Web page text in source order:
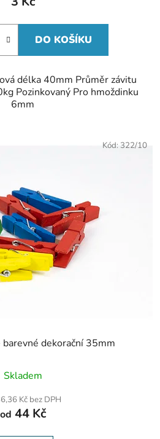
DO KOŠÍKU
délka 40mm Průměr závitu
Pozinkovaný Pro hmoždinku
6mm
dekorační 35mm
Skladem
Kč bez DPH
od 44 Kč
Kód:322/10